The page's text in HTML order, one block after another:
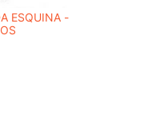
ESQUINA -